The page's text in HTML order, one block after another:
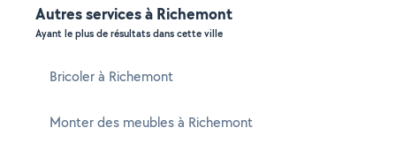
Autres services à Richemont
Ayant le plus de résultats dans cette ville
Bricoler à Richemont
Monter des meubles à Richemont